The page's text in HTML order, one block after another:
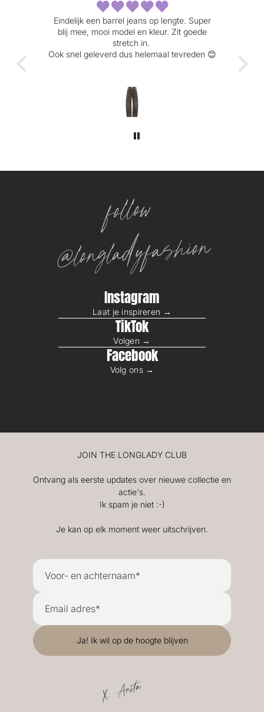
Eindelijk een barrel jeans op lengte. Super
blij mee, mooi model en kleur. Zit goede
stretch in.
Ook snel geleverd dus helemaal tevreden 😊
follow
@longladyfashion
Instagram
Laat je inspireren →
TikTok
Volgen →
Facebook
Volg ons →
JOIN THE LONGLADY CLUB
Ontvang als eerste updates over nieuwe collectie en
actie's.
Ik spam je niet :-)
Je kan op elk moment weer uitschrijven.
X. Anita